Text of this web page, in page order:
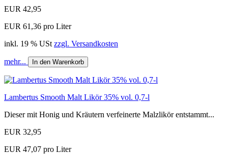
EUR 42,95
EUR 61,36 pro Liter
inkl. 19 % USt zzgl. Versandkosten
mehr... In den Warenkorb
Lambertus Smooth Malt Likör 35% vol. 0,7-l
Dieser mit Honig und Kräutern verfeinerte Malzlikör entstammt...
EUR 32,95
EUR 47,07 pro Liter